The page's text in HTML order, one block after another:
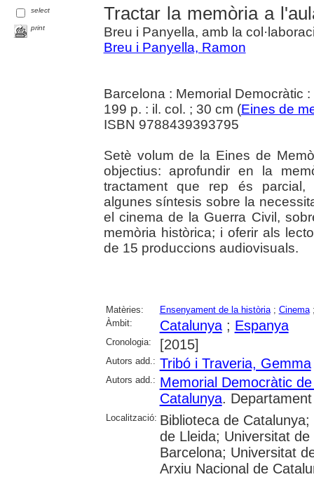
select
print
Tractar la memòria a
Breu i Panyella, amb la
Breu i Panyella, Ramon
Barcelona : Memorial Democràtic
199 p. : il. col. ; 30 cm (Eines de
ISBN 9788439393795
Setè volum de la Eines de
objectius: aprofundir en la
tractament que rep és parcial,
algunes síntesis sobre la
el cinema de la Guerra Civil,
memòria històrica; i oferir als
de 15 produccions audiovisuals.
Matèries: Ensenyament de la història; Cinema
Àmbit:
Catalunya; Espanya
Cronologia: [2015]
Autors add.: Tribó i Traveria, Gemma
Autors add.: Memorial Democràtic
Catalunya.
Localització: Biblioteca de
de Lleida; Universitat
Barcelona; Universitat
Arxiu Nacional de